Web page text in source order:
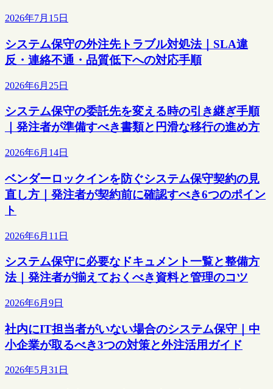
2026年7月15日
システム保守の外注先トラブル対処法｜SLA違
反・連絡不通・品質低下への対応手順
2026年6月25日
システム保守の委託先を変える時の引き継ぎ手順
｜発注者が準備すべき書類と円滑な移行の進め方
2026年6月14日
ベンダーロックインを防ぐシステム保守契約の見
直し方｜発注者が契約前に確認すべき6つのポイン
ト
2026年6月11日
システム保守に必要なドキュメント一覧と整備方
法｜発注者が揃えておくべき資料と管理のコツ
2026年6月9日
社内にIT担当者がいない場合のシステム保守｜中
小企業が取るべき3つの対策と外注活用ガイド
2026年5月31日